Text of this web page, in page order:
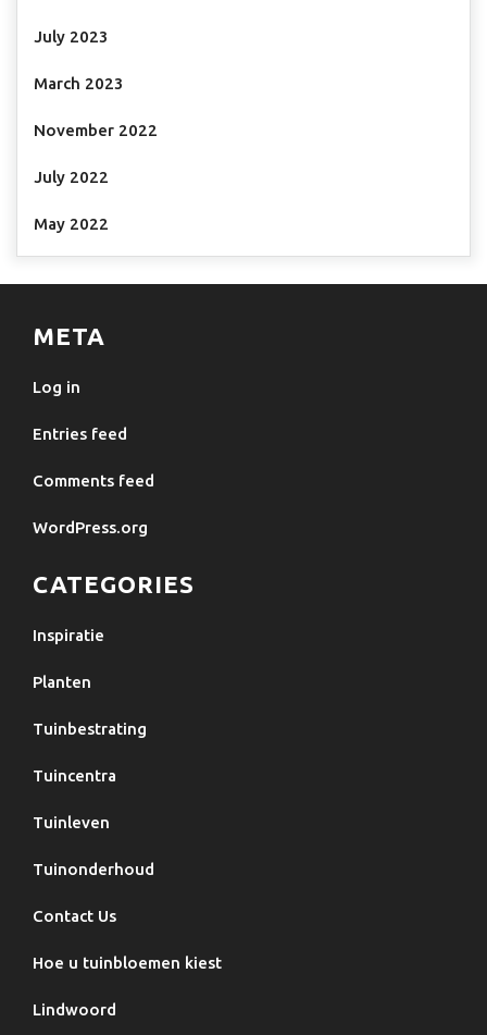
July 2023
March 2023
November 2022
July 2022
May 2022
META
Log in
Entries feed
Comments feed
WordPress.org
CATEGORIES
Inspiratie
Planten
Tuinbestrating
Tuincentra
Tuinleven
Tuinonderhoud
Contact Us
Hoe u tuinbloemen kiest
Lindwoord